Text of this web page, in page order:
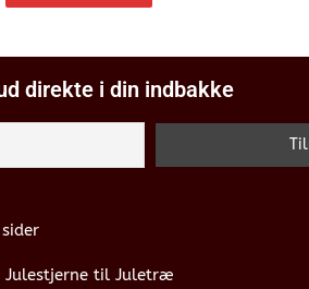
direkte i din indbakke
Julestjerne til Juletræ